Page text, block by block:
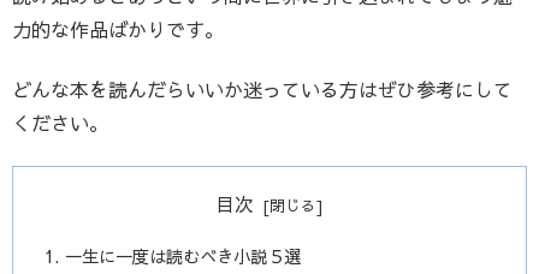
力的な作品ばかりです。
どんな本を読んだらいいか迷っている方はぜひ参考にして
ください。
目次
一生に一度は読むべき小説５選